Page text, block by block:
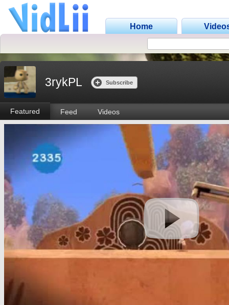
Home
3rykPL Subscribe
Featured Feed Videos